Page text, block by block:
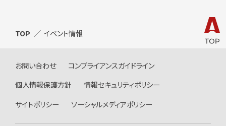
お問い合わせ
コンプライアンスガイドライン
個人情報保護方針
情報セキュリティポリシー
サイトポリシー
ソーシャルメディアポリシー
TOP イベント情報